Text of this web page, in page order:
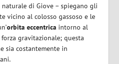
di Giove – spiegano gli
vicino al colosso gassoso e le
orbita eccentrica intorno al
gravitazionale; questa
sia costantemente in